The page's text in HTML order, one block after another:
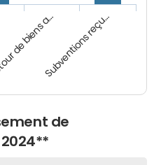
de biens a…Subventions reçu…
de